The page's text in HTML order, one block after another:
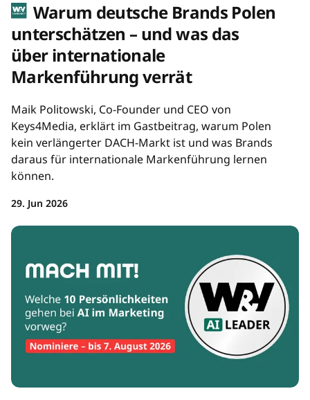
Warum deutsche Brands Polen
unterschätzen – und was das
über internationale
Markenführung verrät
Maik Politowski, Co-Founder und CEO von
Keys4Media, erklärt im Gastbeitrag, warum Polen
kein verlängerter DACH-Markt ist und was Brands
daraus für internationale Markenführung lernen
können.
29. Jun 2026